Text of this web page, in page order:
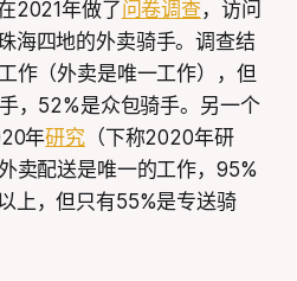
2021年做了问卷调查，访问
海四地的外卖骑手。调查结
作（外卖是唯一工作），但
，52%是众包骑手。另一个
年研究 （下称2020年研
卖配送是唯一的工作，95%
上，但只有55%是专送骑